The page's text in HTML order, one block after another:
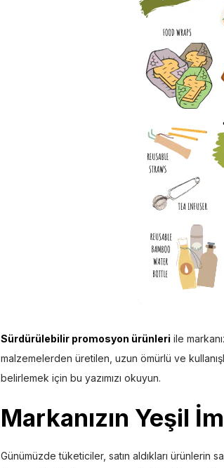
Sürdürülebilir promosyon ürünleri ile
malzemelerden üretilen, uzun ömürlü ve
belirlemek için bu yazımızı okuyun.
Markanızın Yeşil
Günümüzde tüketiciler, satın aldıkları ürünlerin